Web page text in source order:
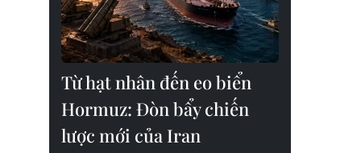
Từ hạt nhân đến eo biển
Hormuz: Đòn bẩy chiến
lược mới của Iran